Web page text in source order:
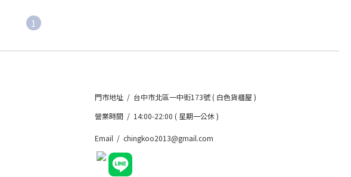
1
門市地址 / 台中市北區一中街173號 ( 白色貨櫃屋 )
營業時間 / 14:00-22:00 ( 星期一公休 )
Email / chingkoo2013@gmail.com